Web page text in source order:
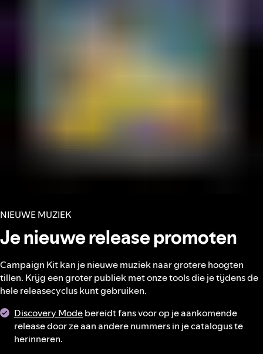
NIEUWE MUZIEK
Je nieuwe release promoten
Campaign Kit kan je nieuwe muziek naar grotere hoogten
tillen. Krijg een groter publiek met onze tools die je tijdens de
hele releasecyclus kunt gebruiken.
Discovery Modebereidt fans voor op je aankomende
release door ze aan andere nummers in je catalogus te
herinneren.